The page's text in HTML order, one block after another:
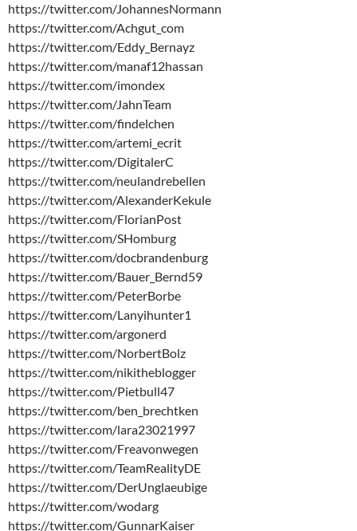
https://twitter.com/JohannesNormann
https://twitter.com/Achgut_com
https://twitter.com/Eddy_Bernayz
https://twitter.com/manaf12hassan
https://twitter.com/imondex
https://twitter.com/JahnTeam
https://twitter.com/findelchen
https://twitter.com/artemi_ecrit
https://twitter.com/DigitalerC
https://twitter.com/neulandrebellen
https://twitter.com/AlexanderKekule
https://twitter.com/FlorianPost
https://twitter.com/SHomburg
https://twitter.com/docbrandenburg
https://twitter.com/Bauer_Bernd59
https://twitter.com/PeterBorbe
https://twitter.com/Lanyihunter1
https://twitter.com/argonerd
https://twitter.com/NorbertBolz
https://twitter.com/nikitheblogger
https://twitter.com/Pietbull47
https://twitter.com/ben_brechtken
https://twitter.com/lara23021997
https://twitter.com/Freavonwegen
https://twitter.com/TeamRealityDE
https://twitter.com/DerUnglaeubige
https://twitter.com/wodarg
https://twitter.com/GunnarKaiser